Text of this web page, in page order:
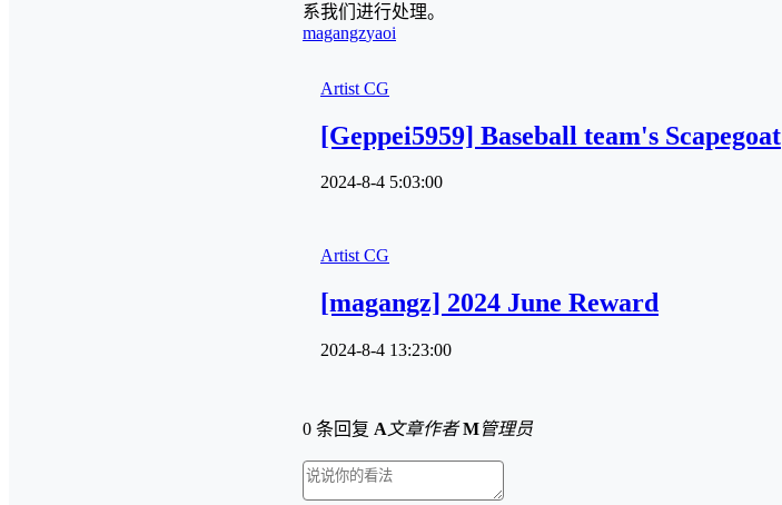
系我们进行处理。
magangzyaoi
Artist CG
[Geppei5959] Baseball team's Scapegoat
2024-8-4 5:03:00
Artist CG
[magangz] 2024 June Reward
2024-8-4 13:23:00
0 条回复 A 文章作者 M管理员